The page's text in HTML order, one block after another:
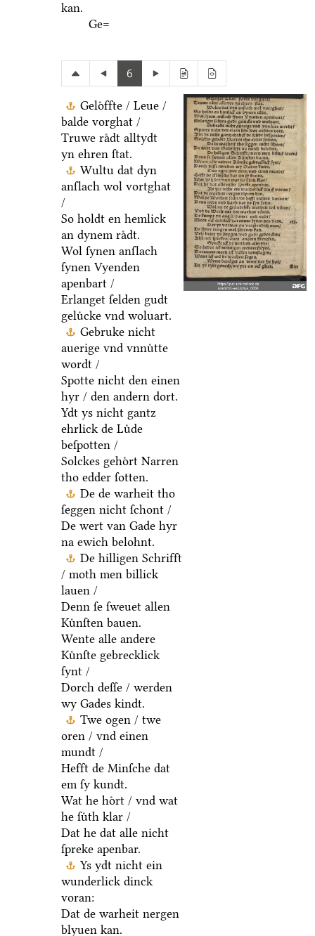
kan.
Ge=
6
Geloͤffte / Leue /
balde vorghat /
Truwe raͤdt alltydt
yn ehren ſtat.
Wultu dat dyn
anſlach wol vortghat
/
So holdt en hemlick
an dynem raͤdt.
Wol ſynen anſlach
ſynen Vyenden
apenbart /
Erlanget ſelden gudt
geluͤcke vnd woluart.
Gebruke nicht
auerige vnd vnnuͤtte
wordt /
Spotte nicht den einen
hyr / den andern dort.
Ydt ys nicht gantz
ehrlick de Luͤde
beſpotten /
Solckes gehoͤrt Narren
tho edder ſotten.
De de warheit tho
ſeggen nicht ſchont /
De wert van Gade hyr
na ewich belohnt.
De hilligen Schrifft
/ moth men billick
lauen /
Denn ſe ſweuet allen
Kuͤnſten bauen.
Wente alle andere
Kuͤnſte gebrecklick
ſynt /
Dorch deſſe / werden
wy Gades kindt.
Twe ogen / twe
oren / vnd einen
mundt /
Hefft de Minſche dat
em ſy kundt.
Wat he hoͤrt / vnd wat
he ſuͤth klar /
Dat he dat alle nicht
ſpreke apenbar.
Ys ydt nicht ein
wunderlick dinck
voran:
Dat de warheit nergen
blyuen kan.